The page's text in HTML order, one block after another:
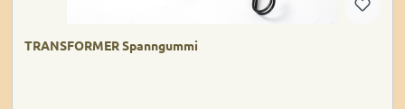
TRANSFORMER Spanngummi